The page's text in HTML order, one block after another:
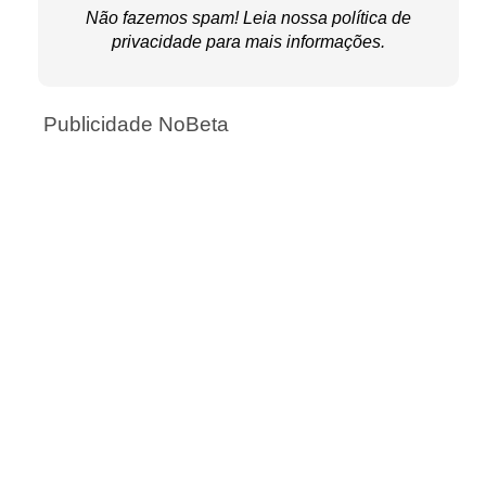
Não fazemos spam! Leia nossa política de
privacidade para mais informações.
Publicidade NoBeta